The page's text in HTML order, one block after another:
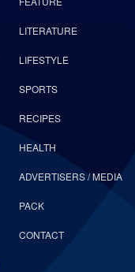
LITERATURE
LIFESTYLE
SPORTS
RECIPES
HEALTH
ADVERTISERS / MEDIA
PACK
CONTACT